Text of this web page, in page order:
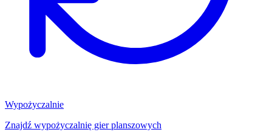
Wypożyczalnie
Znajdź wypożyczalnię gier planszowych